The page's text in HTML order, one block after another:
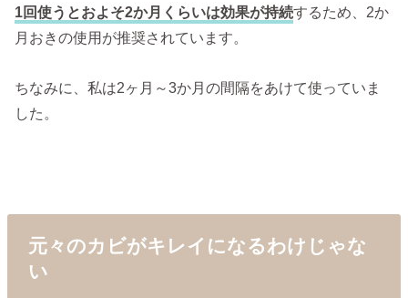
1回使うとおよそ2か月くらいは効果が持続するため、2か
月おきの使用が推奨されています。
ちなみに、私は2ヶ月～3か月の間隔をあけて使っていま
した。
元々のカビがキレイになるわけじゃな
い